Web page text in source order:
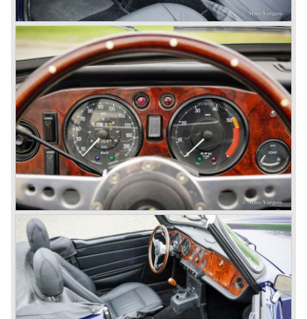
De Triumph TR 4 was grotendeels gebaseerd op TR 3
techniek maar het was uiterlijk een volslagen andere auto.
Heldere strak vloeiende lijnen en een robuust/ stoere
uitstraling kenmerkten de TR 4. Functioneel was er veel
verbeterd, de TR had nu een ruim interieur en een goed
toegankelijke motorruimte. Ook de TR 4 werd voortdurend
verfijnd; in 1964 verscheen de TR 4a (met enige
detailwijzigingen) en de 4a IRS met onafhankelijke
achterwielophanging. De jaren zestig waren Triumphs
hoogtijdagen, de TR 4 verkocht goed en de goedkopere
Triumph Spitfire was een absolute bestseller.
In 1967 verscheen de Triumph TR 5 op de markt, dit was
de eerste productieauto die standaard was voorzien van
benzine injectie (mechanische injectie van Lucas). De TR
5 was, op details na, identiek aan de TR 4. De TR 5 was
echter voorzien van een 150 SAE pk. leverende zes
cilinder motor. Voor de Amerikaanse markt bleek benzine
injectie niet geschikt (onderhouds complexiteit en
storingsgevoeligheid); men besloot de Amerikaanse versie
met twee carburateurs uit te rusten, waardoor er ca. 25
pk. werd ingeleverd Deze Amerikaanse versie heette TR
250.
Eind jaren zestig was Triumph bezig met een prestigieus
project dat in 1970 de Triumph Stag zou opleveren. De TR
klandizie was echter uitgekeken op de TR 4/5/250